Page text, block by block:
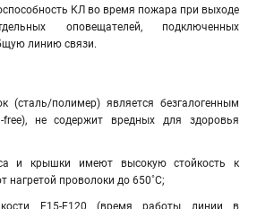
КЛ во время пожара при выходе
оповещателей, подключенных
линию связи.
(сталь/полимер) является безгалогенным
free), не содержит вредных для здоровья
и крышки имеют высокую стойкость к
нагретой проволоки до 650˚С;
Е15-Е120 (время работы линии в